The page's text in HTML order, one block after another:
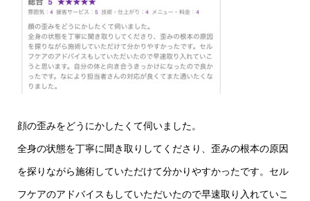
顔の歪みをどうにかしたくて伺いました。
全身の状態を丁寧に聞き取りしてくださり、歪みの根本の原因
を探りながら施術していただけて分かりやすかったです。セル
フケアのアドバイスもしていただいたので早速取り入れていこ